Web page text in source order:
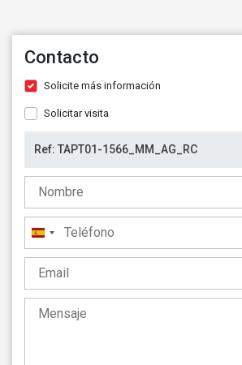
Contacto
Solicite más información
Solicitar visita
España
+34